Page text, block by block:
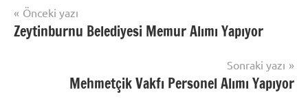
Yazı
gezinmesi
Önceki yazı
Zeytinburnu Belediyesi Memur Alımı Yapıyor
Sonraki yazı
Mehmetçik Vakfı Personel Alımı Yapıyor